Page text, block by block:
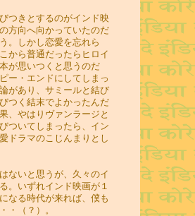
つきとするのがインド映
方向へ向かっていたのだ
。しかし恋愛を忘れら
から普通だったらヒロイ
が思いつくと思うのだ
ー・エンドにしてしまっ
があり、サミールと結び
つく結末でよかったんだ
、やはりヴァンラージと
ついてしまったら、イン
ドラマのこじんまりとし
ないと思うが、久々のイ
。いずれインド映画が１
なる時代が来れば、僕も
・（？）。